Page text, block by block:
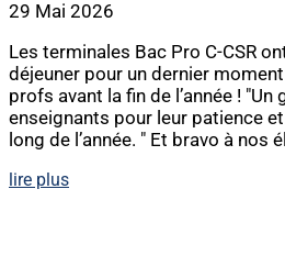
29 Mai 2026
Les terminales Bac Pro C-CSR
déjeuner pour un dernier
profs avant la fin de l’année !
enseignants pour leur patience
long de l’année. " Et bravo à nos
lire plus